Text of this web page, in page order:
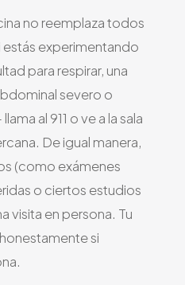
no reemplaza todos
experimentando
para respirar, una
severo o
al 911 o ve a la sala
De igual manera,
(como exámenes
o ciertos estudios
visita en persona. Tu
si